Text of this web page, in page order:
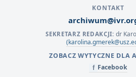
KONTAKT
SEKRETARZ REDAKCJI: dr
ZOBACZ WYTYCZNE DLA
f Facebook